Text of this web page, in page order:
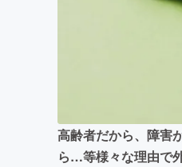
高齢者だから、障害
ら…等様々な理由で